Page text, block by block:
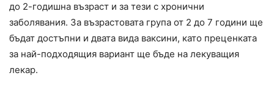
до 2-годишна възраст и за тези с хронични
заболявания. За възрастовата група от 2 до 7 години ще
бъдат достъпни и двата вида ваксини, като преценката
за най-подходящия вариант ще бъде на лекуващия
лекар.